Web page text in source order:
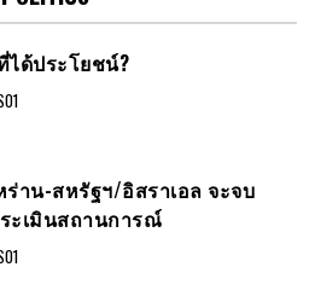
ด้ประโยชน์?
าน-สหรัฐฯ/อิสราเอล จะจบ
ะเมินสถานการณ์